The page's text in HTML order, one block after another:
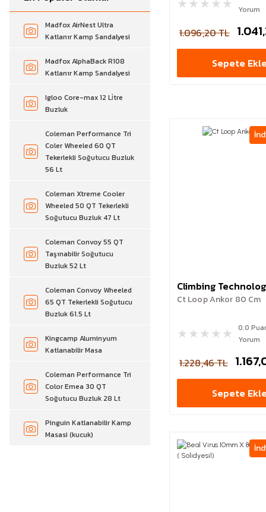
Metalik (1)
MOR (1)
TIGER (1)
YAPRAK YEŞİLİ (1)
52 cm (1)
66 cm (1)
8,5 cm (1)
T2 (1)
XS (1)
Madfox AirNest Ultra
Katlanır Kamp Sandalyesi
Madfox AlphaBack R108
Katlanır Kamp Sandalyesi
Igloo Core-max 12 Li̇tre
Buzluk
Coleman Performance Tri
Coler Wheeled 60 QT
Tekerlekli Soğutucu Buzluk
56 Lt
Coleman Xtreme Cooler
Wheeled 50 QT Tekerlekli
Soğutucu Buzluk 47 Lt
Coleman Convoy 55 QT
Taşınabilir Soğutucu
Buzluk 52 Lt
Coleman Convoy Wheeled
65 QT Tekerlekli Soğutucu
Buzluk 61.5 Lt
Kingcamp Aluminyum
Katlanabilir Masa
Coleman Performance Tri
Color Emea 30 QT
Soğutucu Buzluk 28 Lt
Pinguin Katlanabilir Kamp
Masasi (kucuk)
Yorum
1.096,20 TL
Sepete
Climbing
Ct Loop Ankor 80 Cm
0.0
Yorum
1.228,46 TL
Sepete